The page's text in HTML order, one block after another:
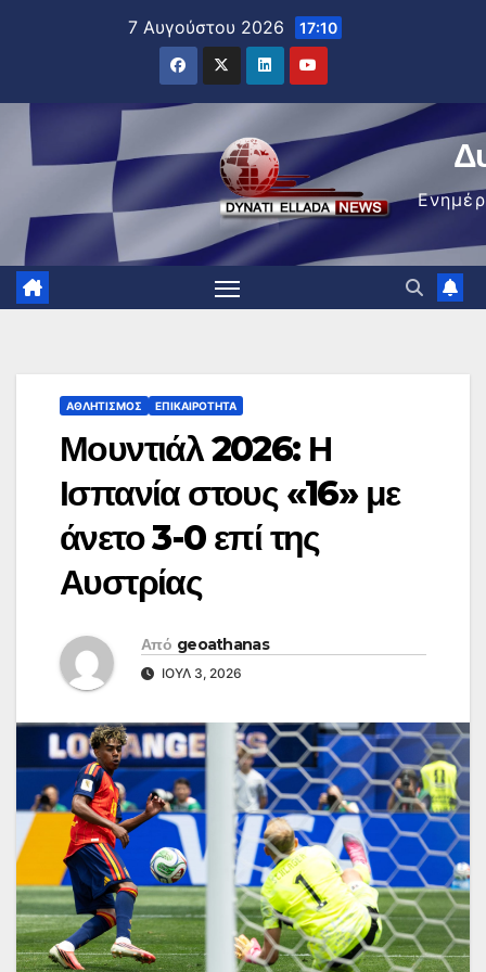
7 Αυγούστου 2026 17:10
ΑΘΛΗΤΙΣΜΌΣ ΕΠΙΚΑΙΡΌΤΗΤΑ
Μουντιάλ 2026: Η
Ισπανία στους «16» με
άνετο 3-0 επί της
Αυστρίας
Από geoathanas
ΙΟΎΛ 3, 2026